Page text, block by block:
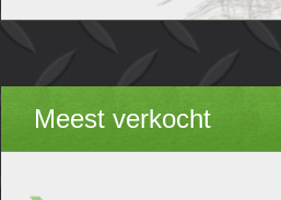
Meest verkocht